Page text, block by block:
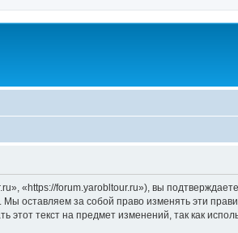
«https://forum.yarobltour.ru»), вы
оставляем за собой право изменять эти
текст на предмет изменений, так как